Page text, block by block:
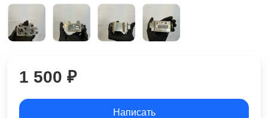
1 500 ₽
Написать